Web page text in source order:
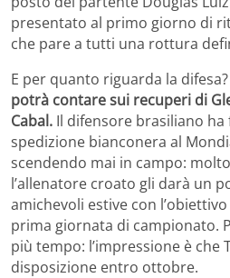
presentato al primo giorno di
che pare a tutti una rottura
E per quanto riguarda la difesa?
potrà contare sui recuperi di
Cabal. Il difensore brasiliano
spedizione bianconera al
scendendo mai in campo:
l’allenatore croato gli darà un
amichevoli estive con
prima giornata di campionato.
più tempo: l’impressione è che
disposizione entro ottobre.